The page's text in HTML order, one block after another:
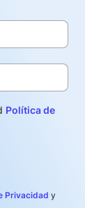
Política de
Privacidad y